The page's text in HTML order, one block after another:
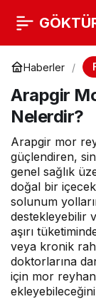
Haberler
Arapgir
Nelerdir?
Arapgir mor
güçlendiren,
genel sağlık
doğal bir
solunum
destekleyebilir
aşırı
veya kronik
doktorlarına
için mor
Arapgir Mor
Çayı
Nelerdir?